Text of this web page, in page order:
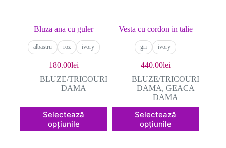
Bluza ana cu guler
albastru roz ivory
180.00lei
BLUZE/TRICOURI
DAMA
Selectează
opțiunile
Acest
produs
are
Vesta cu cordon in talie
gri ivory
440.00lei
BLUZE/TRICOURI
DAMA, GEACA
DAMA
Selectează
opțiunile
Acest
produs
are